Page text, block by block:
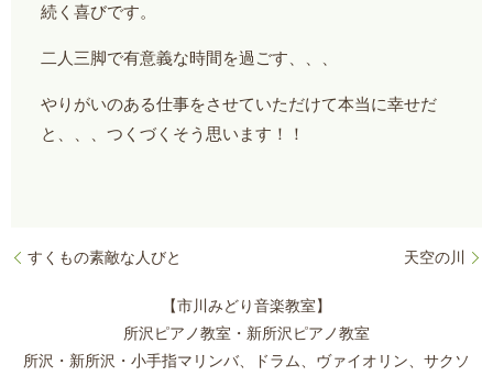
続く喜びです。
二人三脚で有意義な時間を過ごす、、、
やりがいのある仕事をさせていただけて本当に幸せだ
と、、、つくづくそう思います！！
すくもの素敵な人びと 天空の川
【市川みどり音楽教室】
所沢ピアノ教室・新所沢ピアノ教室
所沢・新所沢・小手指マリンバ、ドラム、ヴァイオリン、サクソ